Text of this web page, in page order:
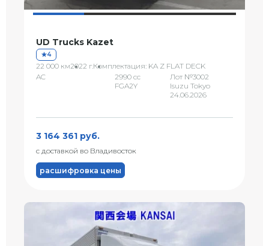
UD Trucks Kazet
4
22 000 км2022 г.Комплектация: KA Z FLAT DECK
AC
2990 сс
FGA2Y
Лот №3002
Isuzu Tokyo
24.06.2026
3 164 361 руб.
с доставкой во Владивосток
расшифровка цены